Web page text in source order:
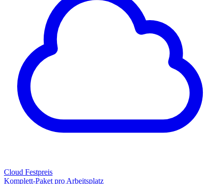
Cloud Festpreis
Komplett-Paket pro Arbeitsplatz